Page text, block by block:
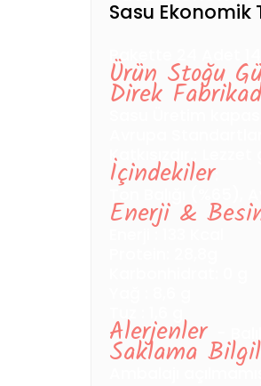
Sasu Ekonomik
Pakette 24 Adet
Ürün Stoğu
Direk
Sasu Üretim
Katkısızdır.;
İçindekiler:
Ton Balığı (%65),
Enerji &
Enerji : 133 Kcal
Alerjenler
Saklama
Ambalajı